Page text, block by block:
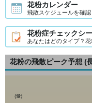
花粉カレンダー
飛散スケジュールを確認
花粉症チェックシ
あなたはどのタイプ？
花粉の飛散ピーク予想 (
(量)